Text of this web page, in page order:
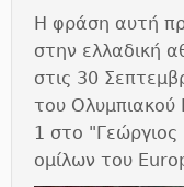
Η φράση αυτή
στην ελλαδική
στις 30
του
1 στο
ομίλων του